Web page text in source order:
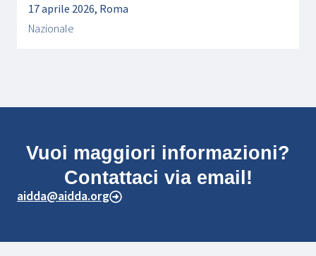
17 aprile 2026, Roma
Nazionale
Vuoi maggiori informazioni?
Contattaci via email!
aidda@aidda.org